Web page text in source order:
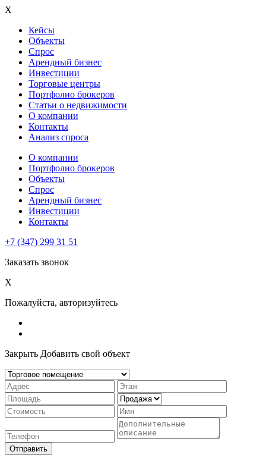
X
Кейсы
Объекты
Спрос
Арендный бизнес
Инвестиции
Торговые центры
Портфолио брокеров
Статьи о недвижимости
О компании
Контакты
Анализ спроса
О компании
Портфолио брокеров
Объекты
Спрос
Арендный бизнес
Инвестиции
Контакты
+7 (347) 299 31 51
Заказать звонок
X
Пожалуйста, авторизуйтесь
Закрыть Добавить свой объект
Отправить